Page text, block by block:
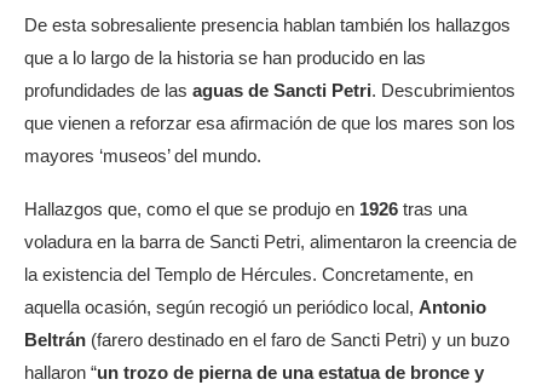
De esta sobresaliente presencia hablan también los hallazgos
que a lo largo de la historia se han producido en las
profundidades de las aguas de Sancti Petri. Descubrimientos
que vienen a reforzar esa afirmación de que los mares son los
mayores ‘museos’ del mundo.
Hallazgos que, como el que se produjo en 1926 tras una
voladura en la barra de Sancti Petri, alimentaron la creencia de
la existencia del Templo de Hércules. Concretamente, en
aquella ocasión, según recogió un periódico local, Antonio
Beltrán (farero destinado en el faro de Sancti Petri) y un buzo
hallaron “un trozo de pierna de una estatua de bronce y